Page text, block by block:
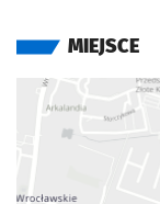
MIEJSCE